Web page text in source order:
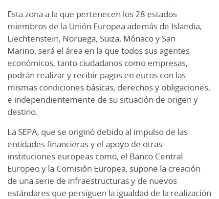
Esta zona a la que pertenecen los 28 estados
miembros de la Unión Europea además de Islandia,
Liechtenstein, Noruega, Suiza, Mónaco y San
Marino, será el área en la que todos sus agentes
económicos, tanto ciudadanos como empresas,
podrán realizar y recibir pagos en euros con las
mismas condiciones básicas, derechos y obligaciones,
e independientemente de su situación de origen y
destino.
La SEPA, que se originó debido al impulso de las
entidades financieras y el apoyo de otras
instituciones europeas como, el Banco Central
Europeo y la Comisión Europea, supone la creación
de una serie de infraestructuras y de nuevos
estándares que persiguen la igualdad de la realización